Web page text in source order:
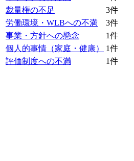
裁量権の不足
3件
労働環境・WLBへの不満
3件
事業・方針への懸念
1件
個人的事情（家庭・健康）
1件
評価制度への不満
1件